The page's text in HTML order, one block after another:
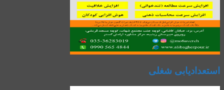
استعدادیابی شغلی